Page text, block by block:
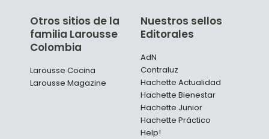
Otros sitios de la
familia Larousse
Colombia
Larousse Cocina
Larousse Magazine
Nuestros sellos
Editorales
AdN
Contraluz
Hachette Actualidad
Hachette Bienestar
Hachette Junior
Hachette Práctico
Help!